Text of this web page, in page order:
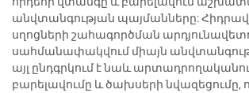
անվտանգության պայմանները:
սղոցների շահագործման
սահմանափակվում միայն
այլ ընդգրկում է նաև
բարելավումը և ծախսերի նվազեցումը,